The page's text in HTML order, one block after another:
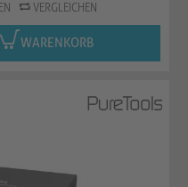
VERGLEICHEN
WARENKORB